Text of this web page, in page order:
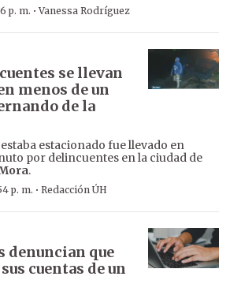
p. m. ·Vanessa Rodríguez
se llevan
menos de un
de la
estacionado fue llevado en
por delincuentes en la ciudad de
.
p. m. · Redacción ÚH
denuncian que
cuentas de un